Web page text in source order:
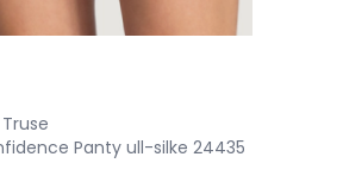
Truse
Panty ull-silke 24435